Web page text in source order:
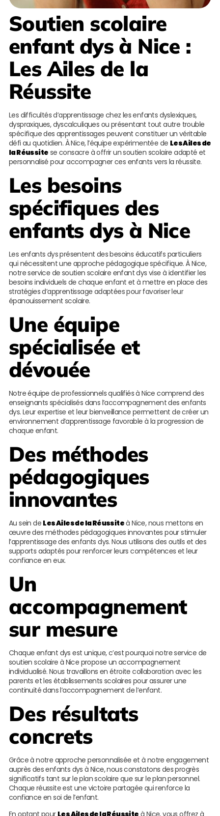
Soutien scolaire
enfant dys à Nice :
Les Ailes de la
Réussite
Les difficultés d’apprentissage chez les enfants dyslexiques,
dyspraxiques, dyscalculiques ou présentant tout autre trouble
spécifique des apprentissages peuvent constituer un véritable
défi au quotidien. À Nice, l’équipe expérimentée de Les Ailes de
la Réussite se consacre à offrir un soutien scolaire adapté et
personnalisé pour accompagner ces enfants vers la réussite.
Les besoins
spécifiques des
enfants dys à Nice
Les enfants dys présentent des besoins éducatifs particuliers
qui nécessitent une approche pédagogique spécifique. À Nice,
notre service de soutien scolaire enfant dys vise à identifier les
besoins individuels de chaque enfant et à mettre en place des
stratégies d’apprentissage adaptées pour favoriser leur
épanouissement scolaire.
Une équipe
spécialisée et
dévouée
Notre équipe de professionnels qualifiés à Nice comprend des
enseignants spécialisés dans l’accompagnement des enfants
dys. Leur expertise et leur bienveillance permettent de créer un
environnement d’apprentissage favorable à la progression de
chaque enfant.
Des méthodes
pédagogiques
innovantes
Au sein de Les Ailes de la Réussiteà Nice, nous mettons en
œuvre des méthodes pédagogiques innovantes pour stimuler
l’apprentissage des enfants dys. Nous utilisons des outils et des
supports adaptés pour renforcer leurs compétences et leur
confiance en eux.
Un
accompagnement
sur mesure
Chaque enfant dys est unique, c’est pourquoi notre service de
soutien scolaire à Nice propose un accompagnement
individualisé. Nous travaillons en étroite collaboration avec les
parents et les établissements scolaires pour assurer une
continuité dans l’accompagnement de l’enfant.
Des résultats
concrets
Grâce à notre approche personnalisée et à notre engagement
auprès des enfants dys à Nice, nous constatons des progrès
significatifs tant sur le plan scolaire que sur le plan personnel.
Chaque réussite est une victoire partagée qui renforce la
confiance en soi de l’enfant.